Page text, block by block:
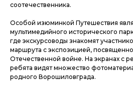
соотечественника.
Особой изюминкой Путешествия
мультимедийного исторического
где экскурсоводы знакомят
маршрута с экспозицией,
Отечественной войне. На экранах с
ребята видят множество
родного Ворошиловграда.